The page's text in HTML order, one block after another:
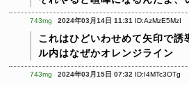
743mg 2024年03月14日 11:31 ID:AzMzE5MzI
これはひどいわせめて矢印で
ル内はなぜかオレンジライン
743mg 2024年03月15日 07:32 ID:I4MTc3OTg